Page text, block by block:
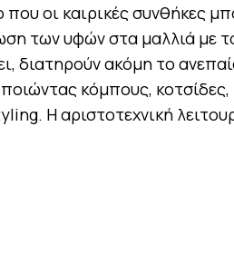
οι καιρικές συνθήκες
των υφών στα μαλλιά με
διατηρούν ακόμη το
κόμπους, κοτσίδες,
Η αριστοτεχνική